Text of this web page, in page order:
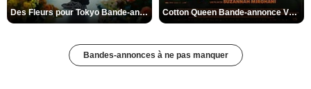
Des Fleurs pour Tokyo Bande-annonce VO STFR Cotton Queen Bande-annonce VO STFR
Bandes-annonces à ne pas manquer